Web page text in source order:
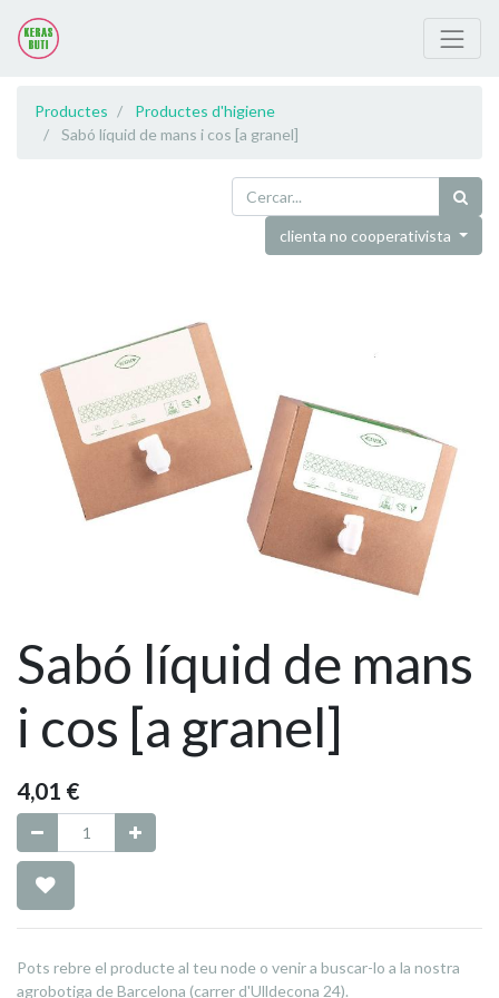
Productes
Productes d'higiene
Sabó líquid de mans i cos [a granel]
clienta no cooperativista
Sabó líquid de mans
i cos [a granel]
4,01 €
Pots rebre el producte al teu node o venir a buscar-lo a la nostra
agrobotiga de Barcelona (carrer d'Ulldecona 24).